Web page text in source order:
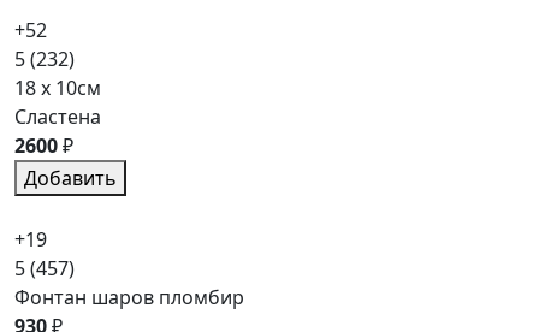
+52
5(232)
18 x 10см
Сластена
2600₽
Добавить
+19
5(457)
Фонтан шаров пломбир
930₽